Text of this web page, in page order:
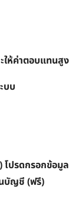
ห้ค่าตอบแทนสูง
บบ
ปรดกรอกข้อมูล
บัญชี (ฟรี)